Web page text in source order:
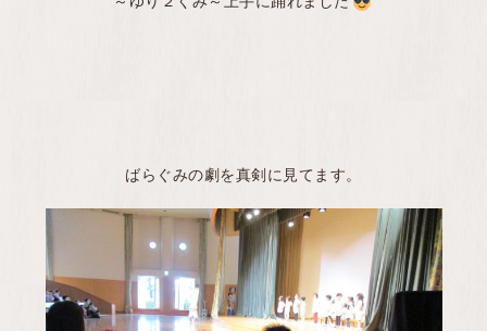
ばらぐみの劇を真剣に見てます。